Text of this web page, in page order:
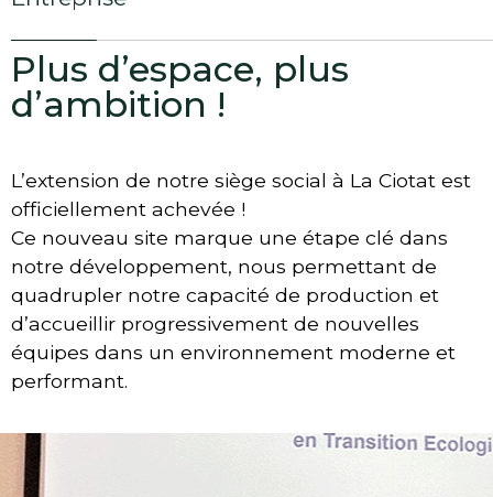
Plus d’espace, plus
d’ambition !
L’extension de notre siège social à La Ciotat est
officiellement achevée !
Ce nouveau site marque une étape clé dans
notre développement, nous permettant de
quadrupler notre capacité de production et
d’accueillir progressivement de nouvelles
équipes dans un environnement moderne et
performant.